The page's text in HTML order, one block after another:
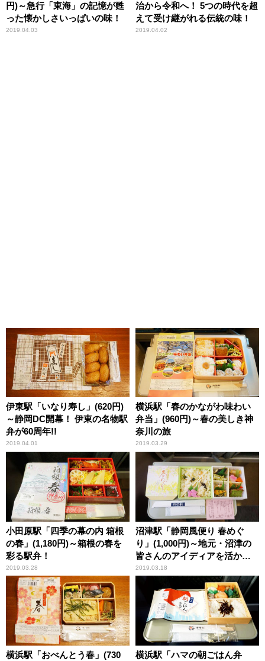
円)～急行「東海」の記憶が甦
った懐かしさいっぱいの味！
2019.04.03
治から令和へ！ 5つの時代を超
えて受け継がれる伝統の味！
2019.04.02
伊東駅「いなり寿し」(620円)
～静岡DC開幕！ 伊東の名物駅
弁が60周年!!
2019.04.01
横浜駅「春のかながわ味わい
弁当」(960円)～春の美しき神
奈川の旅
2019.03.29
小田原駅「四季の幕の内 箱根
の春」(1,180円)～箱根の春を
彩る駅弁！
2019.03.28
沼津駅「静岡風便り 春めぐ
り」(1,000円)～地元・沼津の
皆さんのアイディアを活かし
た季節駅弁が登場！
2019.03.18
横浜駅「おべんとう春」(730
横浜駅「ハマの朝ごはん弁